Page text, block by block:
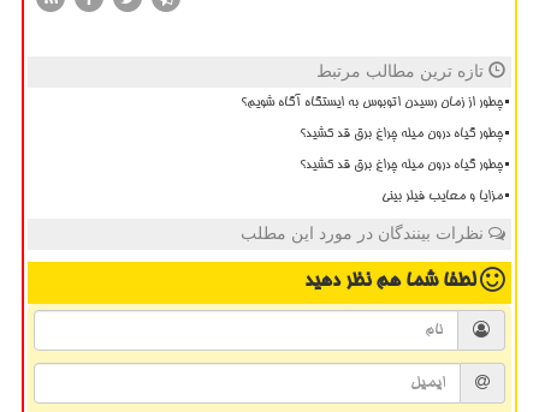
تازه ترین مطالب مرتبط
چطور از زمان رسیدن اتوبوس به ایستگاه آگاه شویم؟
چطور گیاه درون میله چراغ برق قد کشید؟
چطور گیاه درون میله چراغ برق قد کشید؟
مزایا و معایب فیلر بینی
نظرات بینندگان در مورد این مطلب
لطفا شما همنظر دهید